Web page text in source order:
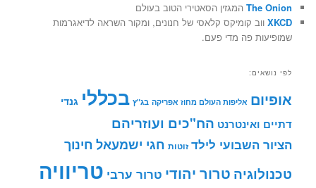
The Onion המגזין הסאטירי הטוב בעולם
XKCD ווב קומיקס קלאסי של חנונים, ומקור השראה לדיאגרמות
שמופיעות פה מדי פעם.
לפי נושאים:
אופיום אליפות העולם מחוז אפריקה בג"ץ בכללי גנדי
דתיים ואינטרנט הח"כים ועוזריהם
הציור השבועי לילד זוטות חגי ישמעאל חינוך
טכנולוגיה טרור יהודי טרור ערבי טריוויה